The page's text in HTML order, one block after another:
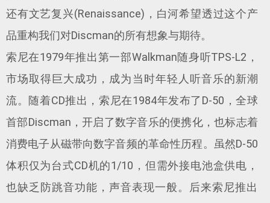
还有文艺复兴(Renaissance)，白河希望透过这个产
品重构我们对Discman的所有想象与期待。
索尼在1979年推出第一部Walkman随身听TPS-L2，
市场取得巨大成功，成为当时年轻人听音乐的新潮
流。随着CD推出，索尼在1984年发布了D-50，全球
首部Discman，开启了数字音乐的便携化，也标志着
消费电子从磁带向数字音频的革命性历程。虽然D-50
体积仅为台式CD机的1/10，但需外接电池盒供电，
也缺乏防跳音功能，声音表现一般。后来索尼推出‌